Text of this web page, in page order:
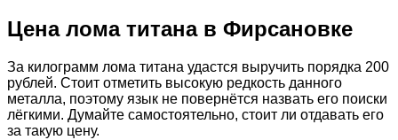
Цена лома титана в Фирсановке
За килограмм лома титана удастся выручить порядка 200
рублей. Стоит отметить высокую редкость данного
металла, поэтому язык не повернётся назвать его поиски
лёгкими. Думайте самостоятельно, стоит ли отдавать его
за такую цену.